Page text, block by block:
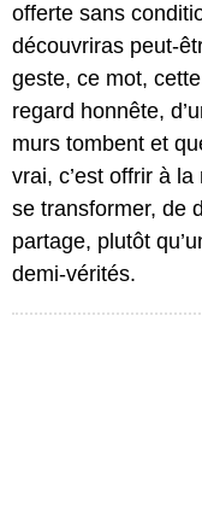
offerte sans
découvriras peut-
geste, ce mot,
regard honnête,
murs tombent et
vrai, c’est offrir à
se transformer, de
partage, plutôt
demi-vérités.